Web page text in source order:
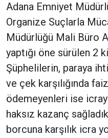
Adana Emniyet
Organize Suçlarla
Müdürlüğü Mali Büro
yaptığı öne sürülen 2
Şüphelilerin, paraya
ve çek karşılığında
ödemeyenleri ise
haksız kazanç
borcuna karşılık icra